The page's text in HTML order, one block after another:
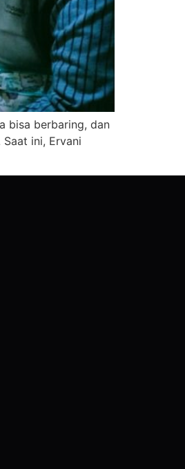
bisa berbaring, dan
ini, Ervani